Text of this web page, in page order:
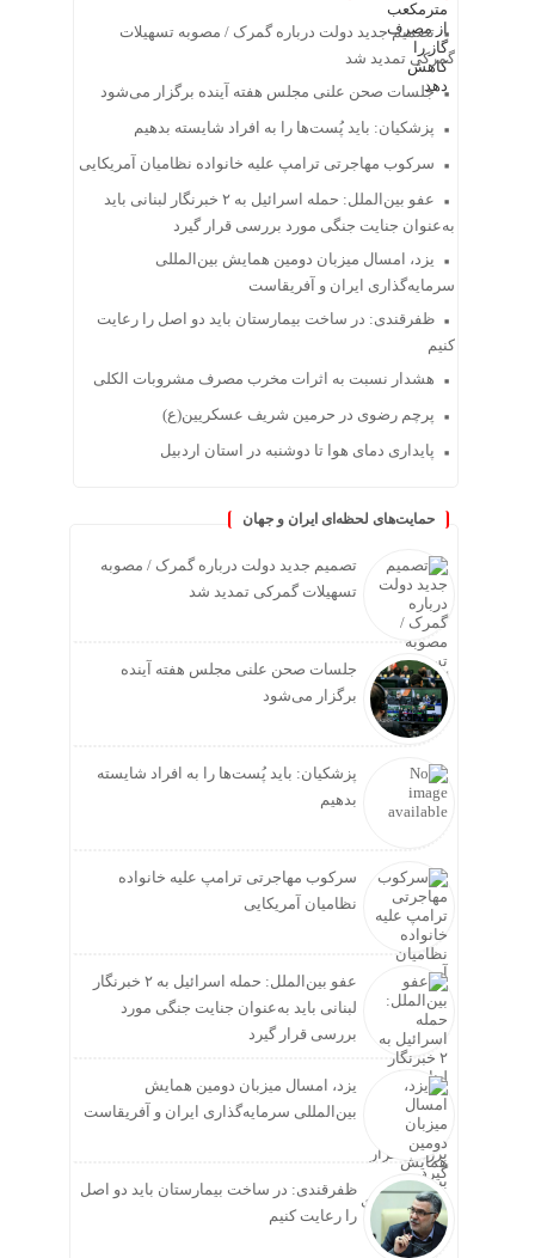
تصمیم جدید دولت درباره گمرک / مصوبه تسهیلات
گمرکی تمدید شد
جلسات صحن علنی مجلس هفته آینده برگزار می‌شود
پزشکیان: باید پُست‌ها را به افراد شایسته بدهیم
سرکوب مهاجرتی ترامپ علیه خانواده نظامیان آمریکایی
عفو بین‌الملل: حمله اسرائیل به ۲ خبرنگار لبنانی باید
به‌عنوان جنایت جنگی مورد بررسی قرار گیرد
یزد، امسال میزبان دومین همایش بین‌المللی
سرمایه‌گذاری ایران و آفریقاست
ظفرقندی: در ساخت بیمارستان باید دو اصل را رعایت
کنیم
هشدار نسبت به اثرات مخرب مصرف مشروبات الکلی
پرچم رضوی در حرمین شریف عسکریین(ع)
پایداری دمای هوا تا دوشنبه در استان اردبیل
حمایت‌های لحظه‌ای ایران و جهان
تصمیم جدید دولت درباره گمرک / مصوبه
تسهیلات گمرکی تمدید شد
جلسات صحن علنی مجلس هفته آینده
برگزار می‌شود
پزشکیان: باید پُست‌ها را به افراد شایسته
بدهیم
سرکوب مهاجرتی ترامپ علیه خانواده
نظامیان آمریکایی
عفو بین‌الملل: حمله اسرائیل به ۲ خبرنگار
لبنانی باید به‌عنوان جنایت جنگی مورد
بررسی قرار گیرد
یزد، امسال میزبان دومین همایش
بین‌المللی سرمایه‌گذاری ایران و آفریقاست
ظفرقندی: در ساخت بیمارستان باید دو اصل
را رعایت کنیم